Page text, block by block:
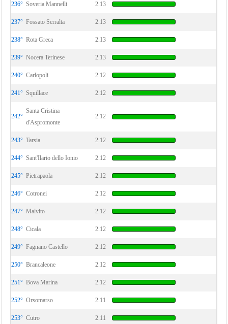
236° Soveria Mannelli 2.13
237° Fossato Serralta 2.13
238° Rota Greca 2.13
239° Nocera Terinese 2.13
240° Carlopoli 2.12
241° Squillace 2.12
242°
Santa Cristina
d'Aspromonte
2.12
243° Tarsia 2.12
244° Sant'Ilario dello Ionio 2.12
245° Pietrapaola 2.12
246° Cotronei 2.12
247° Malvito 2.12
248° Cicala 2.12
249° Fagnano Castello 2.12
250° Brancaleone 2.12
251° Bova Marina 2.12
252° Orsomarso 2.11
253° Cutro 2.11